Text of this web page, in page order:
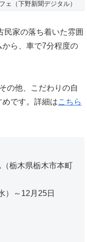
ェ（下野新聞デジタル）
民家の落ち着いた雰囲
ら、車で7分程度の
の他、こだわりの自
です。詳細はこちら
栃木県栃木市本町
）～12月25日